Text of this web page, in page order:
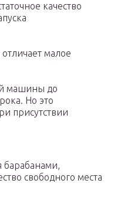
качество
малое
машины до
Но это
присутствии
барабанами,
свободного места